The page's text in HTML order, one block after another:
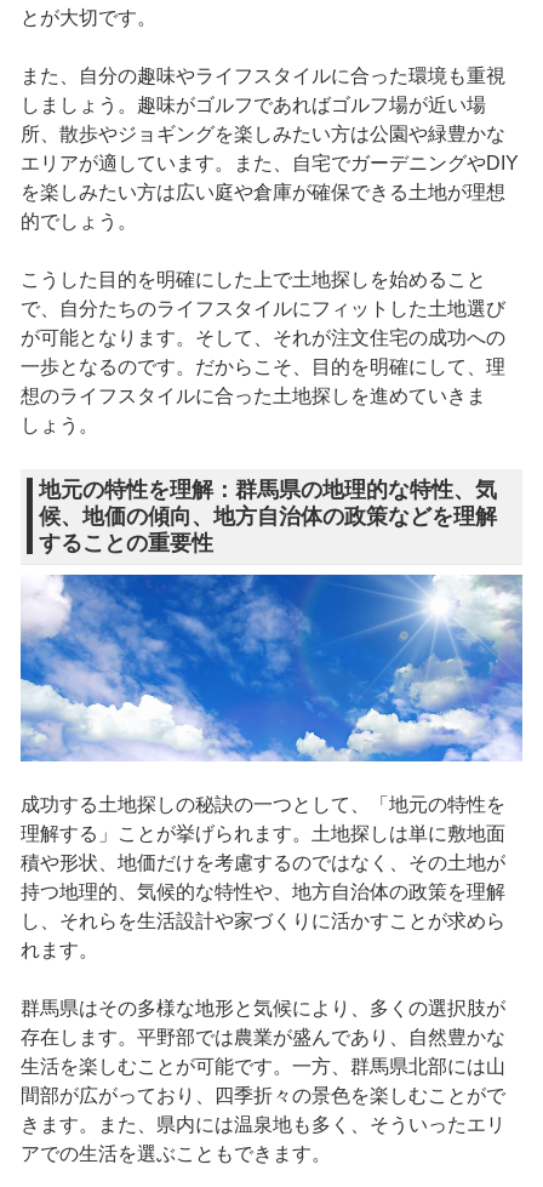
とが大切です。
また、自分の趣味やライフスタイルに合った環境も重視
しましょう。趣味がゴルフであればゴルフ場が近い場
所、散歩やジョギングを楽しみたい方は公園や緑豊かな
エリアが適しています。また、自宅でガーデニングやDIY
を楽しみたい方は広い庭や倉庫が確保できる土地が理想
的でしょう。
こうした目的を明確にした上で土地探しを始めること
で、自分たちのライフスタイルにフィットした土地選び
が可能となります。そして、それが注文住宅の成功への
一歩となるのです。だからこそ、目的を明確にして、理
想のライフスタイルに合った土地探しを進めていきま
しょう。
地元の特性を理解：群馬県の地理的な特性、気
候、地価の傾向、地方自治体の政策などを理解
することの重要性
成功する土地探しの秘訣の一つとして、「地元の特性を
理解する」ことが挙げられます。土地探しは単に敷地面
積や形状、地価だけを考慮するのではなく、その土地が
持つ地理的、気候的な特性や、地方自治体の政策を理解
し、それらを生活設計や家づくりに活かすことが求めら
れます。
群馬県はその多様な地形と気候により、多くの選択肢が
存在します。平野部では農業が盛んであり、自然豊かな
生活を楽しむことが可能です。一方、群馬県北部には山
間部が広がっており、四季折々の景色を楽しむことがで
きます。また、県内には温泉地も多く、そういったエリ
アでの生活を選ぶこともできます。